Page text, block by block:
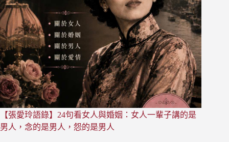
憶
永
遠
是
惆
悵，
愉
快
的
使
人
覺
【張愛玲語錄】24句看女人與婚姻：女人一輩子講的是
男人，念的是男人，怨的是男人